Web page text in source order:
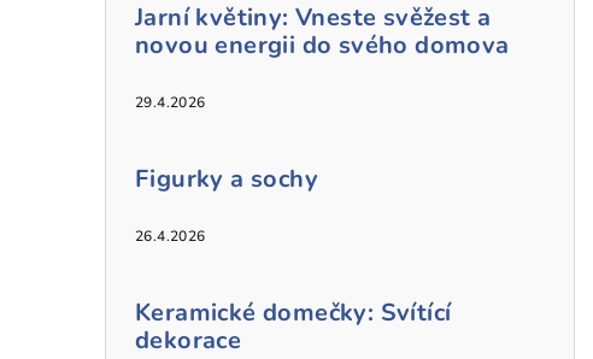
Jarní květiny: Vneste svěžest a
novou energii do svého domova
29.4.2026
Figurky a sochy
26.4.2026
Keramické domečky: Svítící
dekorace